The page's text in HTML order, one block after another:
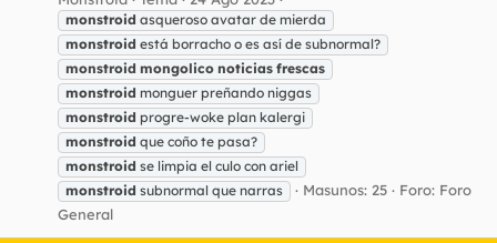
monstroid asqueroso avatar de mierda
monstroid está borracho o es así de subnormal?
monstroid mongolico noticias frescas
monstroid monguer preñando niggas
monstroid progre-woke plan kalergi
monstroid que coño te pasa?
monstroid se limpia el culo con ariel
monstroid subnormal que narras Masunos: 25 Foro: Foro
General